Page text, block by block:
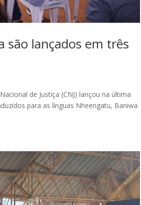
são lançados em três
de Justiça (CNJ) lançou na última
para as línguas Nheengatu, Baniwa